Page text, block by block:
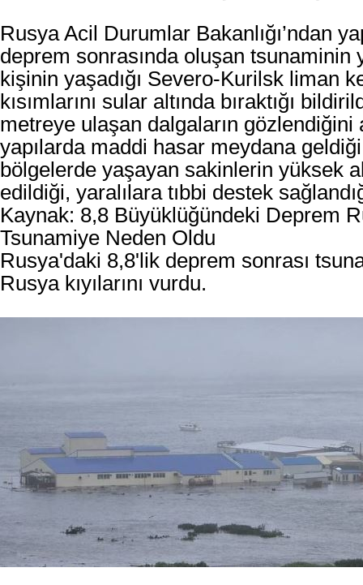
Rusya Acil Durumlar Bakanlığı’ndan
deprem sonrasında oluşan tsunaminin
kişinin yaşadığı Severo-Kurilsk liman
kısımlarını sular altında bıraktığı
metreye ulaşan dalgaların gözlendiğini
yapılarda maddi hasar meydana
bölgelerde yaşayan sakinlerin yüksek
edildiği, yaralılara tıbbi destek
Kaynak: 8,8 Büyüklüğündeki Deprem
Tsunamiye Neden Oldu
Rusya'daki 8,8'lik deprem sonrası
Rusya kıyılarını vurdu.